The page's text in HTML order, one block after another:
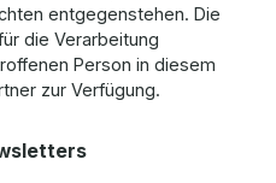
entgegenstehen. Die
die Verarbeitung
Person in diesem
zur Verfügung.